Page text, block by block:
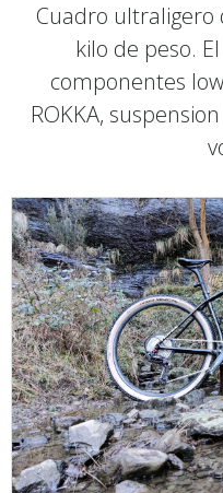
Cuadro ultraligero
kilo de peso.
componentes
ROKKA,